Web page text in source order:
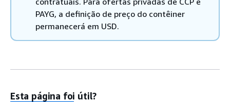
PAYG, a definição de preço do contêiner
permanecerá em USD.
Esta página foi útil?